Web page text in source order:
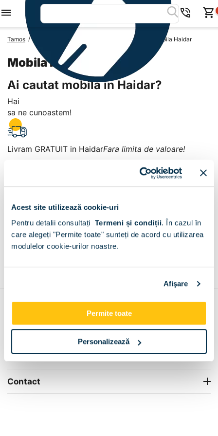
Acest site utilizează cookie-uri
Pentru detalii consultați Termeni și condiții. În cazul în
care alegeți "Permite toate" sunteți de acord cu utilizarea
modulelor cookie-urilor noastre.
Afişare
Permite toate
Personalizează
Tamos / Mobila Romania Mobila Judetul Tulcea Mobila Haidar
Mobila Haidar
Ai cautat mobila in Haidar?
Hai
sa ne cunoastem!
Livram GRATUIT in HaidarFara limita de valoare!
Haidar
+
Info Center
Livrare
Contact